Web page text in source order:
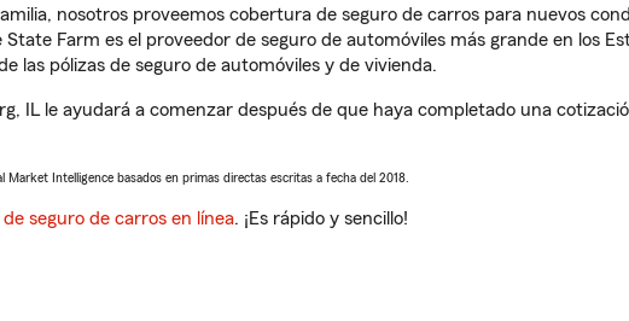
nosotros proveemos cobertura de seguro de carros para nuevos
Farm es el proveedor de seguro de automóviles más grande en los
las pólizas de seguro de automóviles y de vivienda.
IL le ayudará a comenzar después de que haya completado una
Market Intelligence basados en primas directas escritas a fecha del 2018.
seguro de carros en línea. ¡Es rápido y sencillo!